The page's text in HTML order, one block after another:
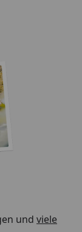
und viele